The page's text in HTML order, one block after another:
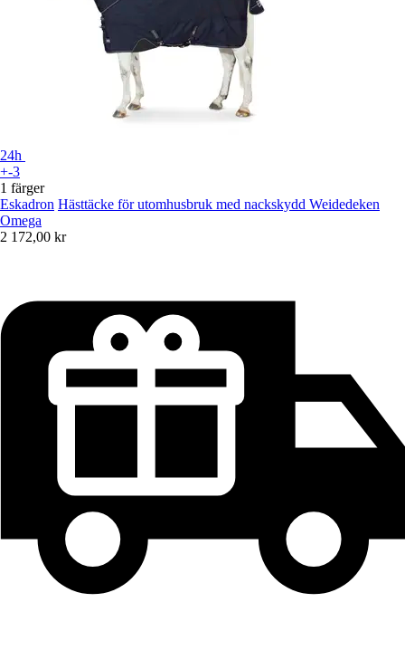
24h
+-3
1 färger
Eskadron Hästtäcke för utomhusbruk med nackskydd Weidedeken
Omega
2 172,00 kr